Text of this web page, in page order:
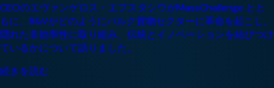
CEOのエヴァンゲロス・エフスタシウがMassChallenge とと
もに、B&Vがどのようにバルク貨物セクターに革命を起こし、
隠れた非効率性に取り組み、伝統とイノベーションを結びつけ
ているかについて語りました。
続きを読む